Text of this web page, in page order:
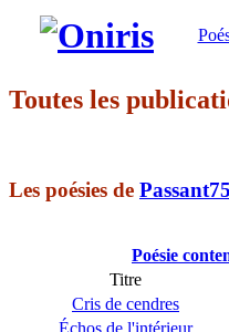
Toutes les
Les poésies de Passant75
Poésie
Titre
Cris de cendres